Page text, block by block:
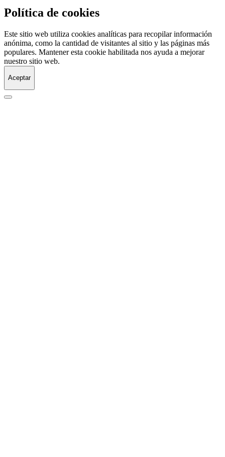
Política de cookies
Este sitio web utiliza cookies analíticas para recopilar información
anónima, como la cantidad de visitantes al sitio y las páginas más
populares. Mantener esta cookie habilitada nos ayuda a mejorar
nuestro sitio web.
Aceptar